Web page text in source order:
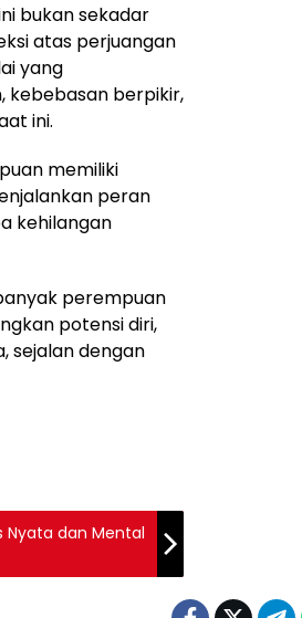
bukan sekadar
atas perjuangan
yang
kebebasan berpikir,
ini.
memiliki
peran
kehilangan
perempuan
potensi diri,
sejalan dengan
Nyata dan Mental